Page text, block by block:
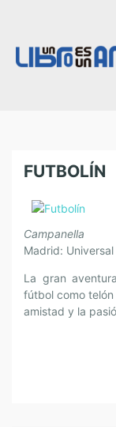
FUTBOLÍN
Campanella
Madrid:
La gran
fútbol como
amistad y la